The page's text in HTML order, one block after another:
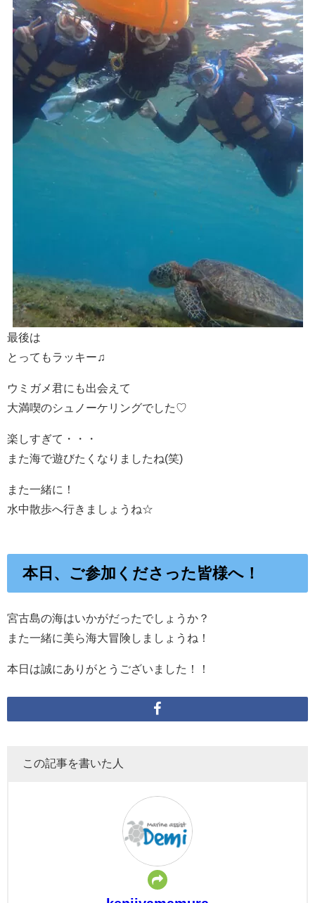
最後は
とってもラッキー♫
ウミガメ君にも出会えて
大満喫のシュノーケリングでした♡
楽しすぎて・・・
また海で遊びたくなりましたね(笑)
また一緒に！
水中散歩へ行きましょうね☆
本日、ご参加くださった皆様へ！
宮古島の海はいかがだったでしょうか？
また一緒に美ら海大冒険しましょうね！
本日は誠にありがとうございました！！
この記事を書いた人